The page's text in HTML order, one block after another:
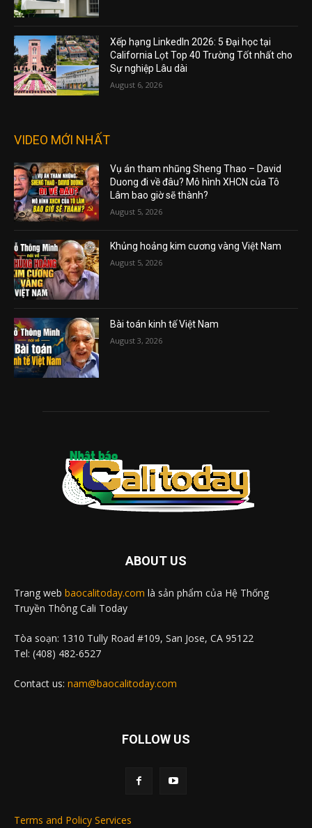
Xếp hạng LinkedIn 2026: 5 Đại học tại
California Lọt Top 40 Trường Tốt nhất cho
Sự nghiệp Lâu dài
August 6, 2026
VIDEO MỚI NHẤT
Vụ án tham nhũng Sheng Thao – David
Duong đi về đâu? Mô hình XHCN của Tô
Lâm bao giờ sẽ thành?
August 5, 2026
Khủng hoảng kim cương vàng Việt Nam
August 5, 2026
Bài toán kinh tế Việt Nam
August 3, 2026
ABOUT US
Trang web baocalitoday.com là sản phẩm của Hệ Thống
Truyền Thông Cali Today
Tòa soạn: 1310 Tully Road #109, San Jose, CA 95122
Tel: (408) 482-6527
Contact us: nam@baocalitoday.com
FOLLOW US
Terms and Policy Services